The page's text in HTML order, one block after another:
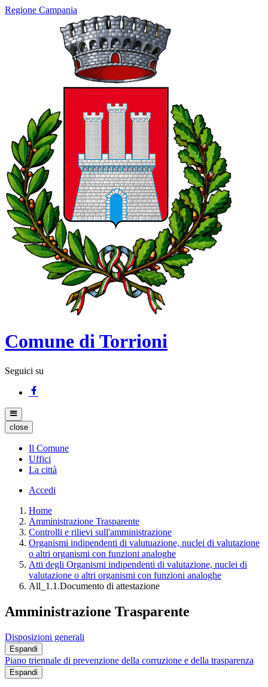
Regione Campania
Comune di Torrioni
Seguici su
close
Il Comune
Uffici
La città
Accedi
Home
Amministrazione Trasparente
Controlli e rilievi sull'amministrazione
Organismi indipendenti di valutuazione, nuclei di valutazione
o altri organismi con funzioni analoghe
Atti degli Organismi indipendenti di valutazione, nuclei di
valutazione o altri organismi con funzioni analoghe
All_1.1.Documento di attestazione
Amministrazione Trasparente
Disposizioni generali
Espandi
Piano triennale di prevenzione della corruzione e della trasparenza
Espandi